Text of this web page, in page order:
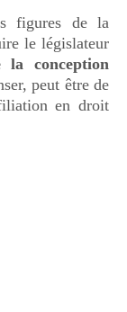
figures de la
le législateur
la conception
peut être de
en droit